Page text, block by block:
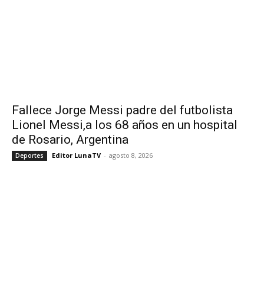
Fallece Jorge Messi padre del futbolista
Lionel Messi,a los 68 años en un hospital
de Rosario, Argentina
Deportes Editor LunaTV - agosto 8, 2026